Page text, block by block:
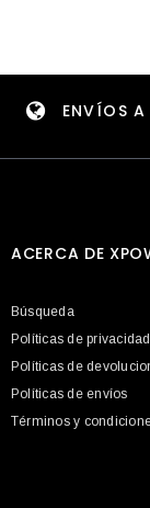
ENVÍOS
ACERCA DE
Búsqueda
Políticas de privacidad
Políticas de
Políticas de envíos
Términos y